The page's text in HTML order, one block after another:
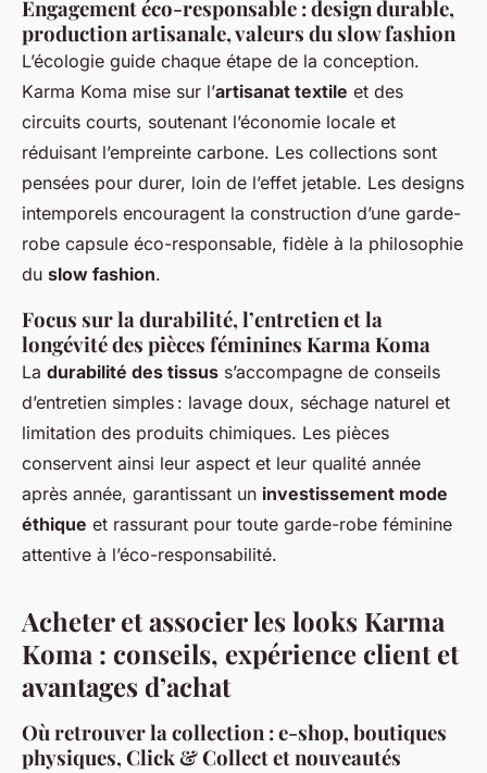
Engagement éco-responsable : design durable,
production artisanale, valeurs du slow fashion
L’écologie guide chaque étape de la conception.
Karma Koma mise sur l’artisanat textile et des
circuits courts, soutenant l’économie locale et
réduisant l’empreinte carbone. Les collections sont
pensées pour durer, loin de l’effet jetable. Les designs
intemporels encouragent la construction d’une garde-
robe capsule éco-responsable, fidèle à la philosophie
du slow fashion.
Focus sur la durabilité, l’entretien et la
longévité des pièces féminines Karma Koma
La durabilité des tissus s’accompagne de conseils
d’entretien simples : lavage doux, séchage naturel et
limitation des produits chimiques. Les pièces
conservent ainsi leur aspect et leur qualité année
après année, garantissant un investissement mode
éthique et rassurant pour toute garde-robe féminine
attentive à l’éco-responsabilité.
Acheter et associer les looks Karma
Koma : conseils, expérience client et
avantages d’achat
Où retrouver la collection : e-shop, boutiques
physiques, Click & Collect et nouveautés